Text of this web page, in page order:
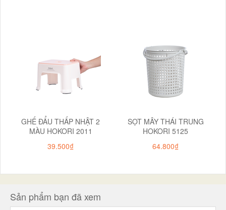
GHẾ ĐẨU THẤP NHẬT 2
MÀU HOKORI 2011
39.500₫
SỌT MÂY THÁI TRUNG
HOKORI 5125
64.800₫
Sản phẩm bạn đã xem